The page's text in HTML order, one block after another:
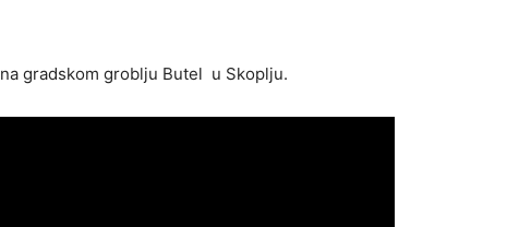
na gradskom groblju Butel u Skoplju.